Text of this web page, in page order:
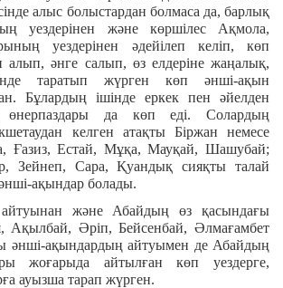
алыс болыстардан болмаса да, барлық
уездерінен және көршілес Ақмола,
уездерінен әдейілеп келіп, көп
алып, әнге салып, өз елдеріне жаңалық,
таратып жүрген көп әнші-ақын
Бұлардың ішінде еркек пен әйелден
да көп еді. Солардың
келген атақты Біржан немесе
Ғазиз, Естай, Мұқа, Мауқай, Шашубай;
Зейнеп, Сара, Қуандық сияқты талай
ақындар болады.
және Абайдың өз қасындағы
Ақылбай, Әріп, Бейсенбай, Әлмағамбет
әнші-ақындардың айтуымен де Абайдың
жоғарыда айтылған көп уездерге,
ауызша тарап жүрген.